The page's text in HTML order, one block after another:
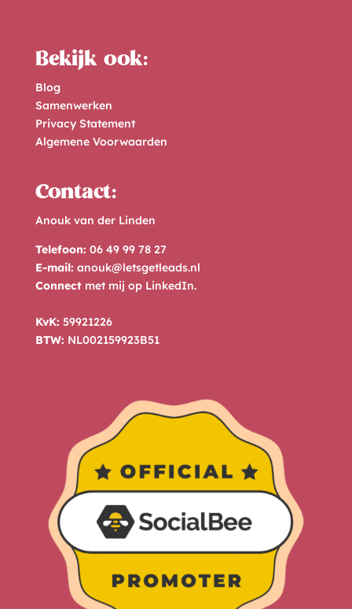
Bekijk ook:
Blog
Samenwerken
Privacy Statement
Algemene Voorwaarden
Contact:
Anouk van der Linden
Telefoon: 06 49 99 78 27
E-mail: anouk@letsgetleads.nl
Connectmet mij op LinkedIn.
KvK: 59921226
BTW: NL002159923B51